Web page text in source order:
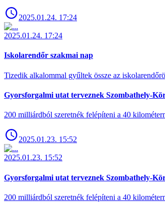
2025.01.24. 17:24
2025.01.24. 17:24
Iskolarendőr szakmai nap
Tizedik alkalommal gyűltek össze az
Gyorsforgalmi utat terveznek Szombathely-
200 milliárdból szeretnék felépíteni a 40
2025.01.23. 15:52
2025.01.23. 15:52
Gyorsforgalmi utat terveznek Szombathely-
200 milliárdból szeretnék felépíteni a 40